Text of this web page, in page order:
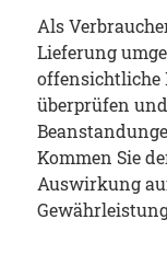
Als
Lieferung
offensichtliche
überprüfen
Kommen Sie
Auswirkung